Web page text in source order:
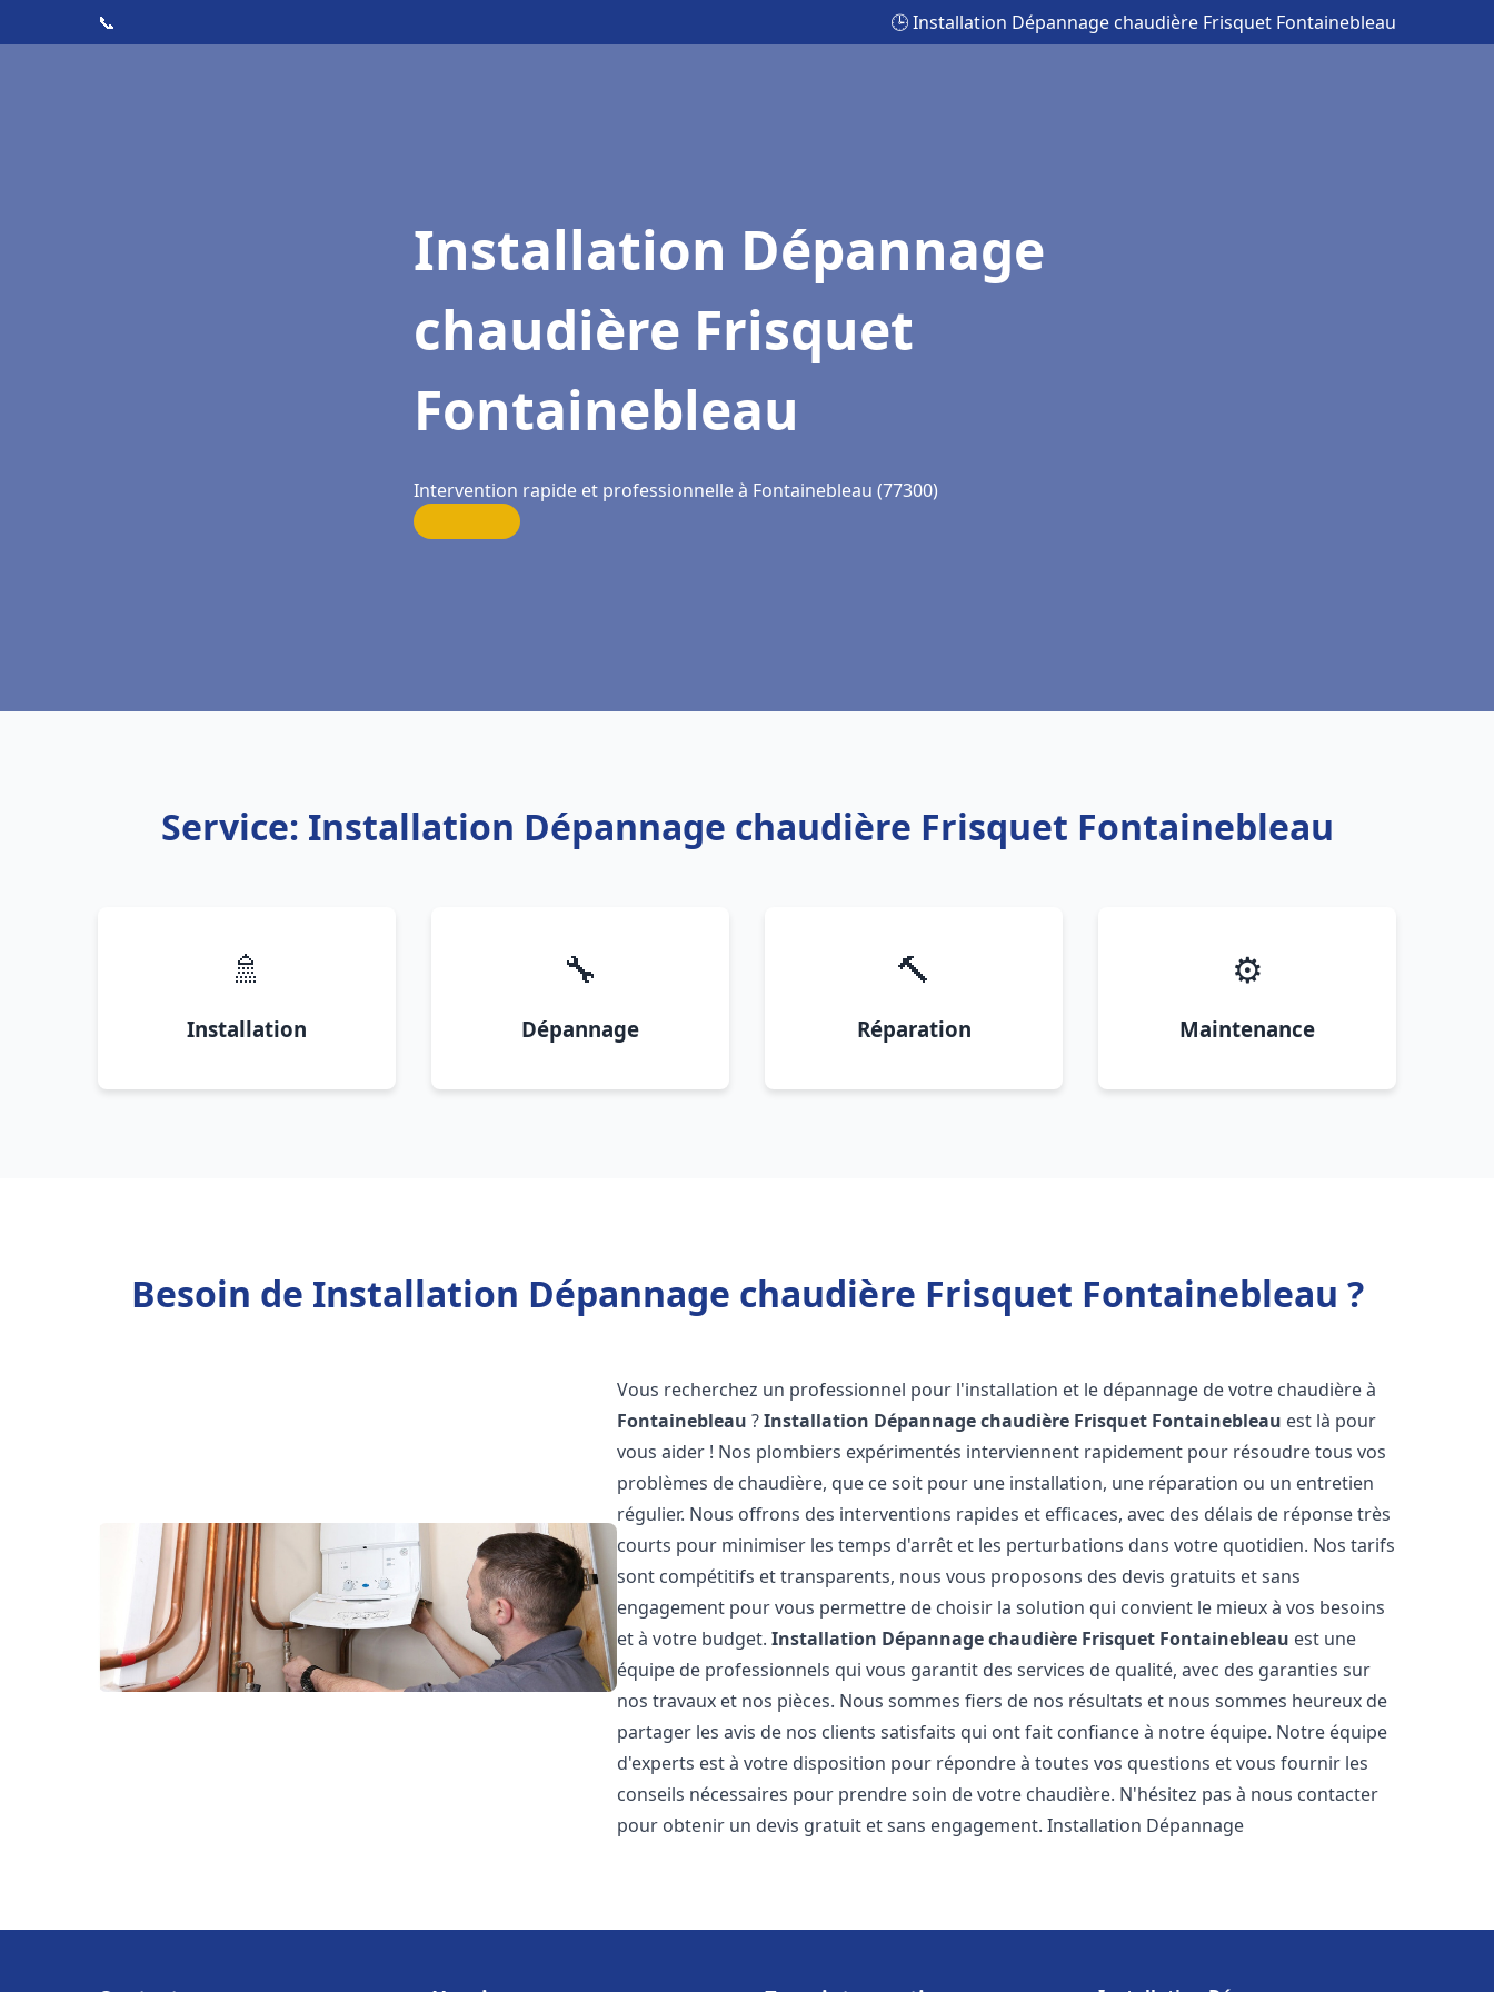
📞 🕒 Installation Dépannage chaudière Frisquet Fontainebleau
Installation Dépannage
chaudière Frisquet
Fontainebleau
Intervention rapide et professionnelle à Fontainebleau (77300)
Service: Installation Dépannage chaudière Frisquet Fontainebleau
🚿
Installation
🔧
Dépannage
🔨
Réparation
⚙️
Maintenance
Besoin de Installation Dépannage chaudière Frisquet Fontainebleau ?
Vous recherchez un professionnel pour l'installation et le dépannage de votre chaudière à
Fontainebleau ?Installation Dépannage chaudière Frisquet Fontainebleau est là pour
vous aider ! Nos plombiers expérimentés interviennent rapidement pour résoudre tous vos
problèmes de chaudière, que ce soit pour une installation, une réparation ou un entretien
régulier. Nous offrons des interventions rapides et efficaces, avec des délais de réponse très
courts pour minimiser les temps d'arrêt et les perturbations dans votre quotidien. Nos tarifs
sont compétitifs et transparents, nous vous proposons des devis gratuits et sans
engagement pour vous permettre de choisir la solution qui convient le mieux à vos besoins
et à votre budget.Installation Dépannage chaudière Frisquet Fontainebleau est une
équipe de professionnels qui vous garantit des services de qualité, avec des garanties sur
nos travaux et nos pièces. Nous sommes fiers de nos résultats et nous sommes heureux de
partager les avis de nos clients satisfaits qui ont fait confiance à notre équipe. Notre équipe
d'experts est à votre disposition pour répondre à toutes vos questions et vous fournir les
conseils nécessaires pour prendre soin de votre chaudière. N'hésitez pas à nous contacter
pour obtenir un devis gratuit et sans engagement. Installation Dépannage